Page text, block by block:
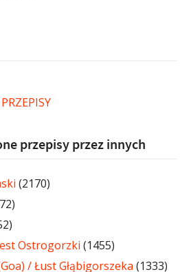
przepisy przez innych
(2170)
Ostrogorzki (1455)
/ Łust Głąbigorszeka (1333)